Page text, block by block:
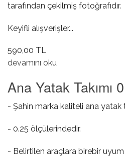
tarafından çekilmiş fotoğrafıdır.
Keyifli alışverişler...
590,00 TL
Ana Yatak Takımı 0.50 hakkında
devamını oku
Ana Yatak Takımı
- Şahin marka kaliteli ana yatak
- 0.25 ölçülerindedir.
- Belirtilen araçlara birebir uyum